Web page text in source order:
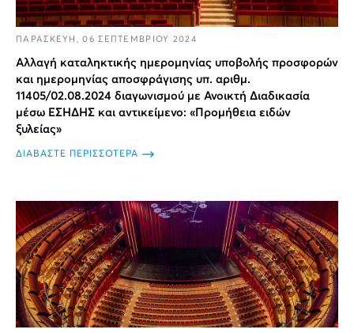
ΠΑΡΑΣΚΕΥΗ, 06 ΣΕΠΤΕΜΒΡΙΟΥ 2024
Αλλαγή καταληκτικής ημερομηνίας υποβολής προσφορών
και ημερομηνίας αποσφράγισης υπ. αριθμ.
11405/02.08.2024 διαγωνισμού με Ανοικτή Διαδικασία
μέσω ΕΣΗΔΗΣ και αντικείμενο: «Προμήθεια ειδών
ξυλείας»
ΔΙΑΒΑΣΤΕ ΠΕΡΙΣΣΟΤΕΡΑ